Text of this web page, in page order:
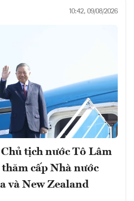
10:42, 09/08/2026
tịch nước Tô Lâm
cấp Nhà nước
và New Zealand